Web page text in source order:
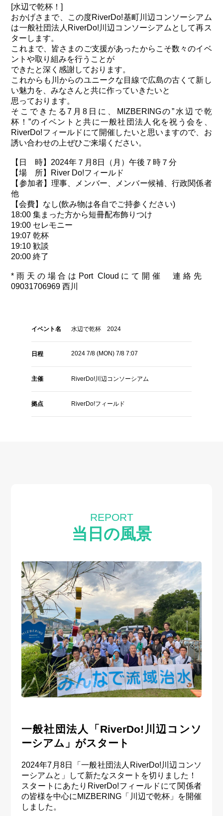
[水辺で乾杯！]
おかげさまで、この度RiverDo!基町川辺コンソーシアム
は一般社団法人RiverDo!川辺コンソーシアムとして再ス
ターします。
これまで、皆さまのご支援があったからこそ数々のイベ
ントや取り組みを行うことが
できたと深く感謝しております。
これからも川からのユニークな目線で広島の古くて新し
い魅力を、みなさんと共に作っていきたいと
思っております。
そこできたる7月8日に、MIZBERINGの”水辺で乾
杯！”のイベントと共に一般社団法人化を祝う会を、
RiverDo!フィールドにて開催したいと思いますので、お
誘い合わせの上ぜひご来場ください。
【日 時】2024年７月8日（月）午後７時７分
【場 所】River Do!フィールド
【参加者】理事、メンバー、メンバー候補、行政関係者
他
【会費】なし(飲み物は各自でご持参ください)
18:00 集まった方から短冊配布飾りつけ
19:00 セレモニー
19:07 乾杯
19:10 歓談
20:00 終了
*雨天の場合はPort Cloudにて開催 連絡先
09031706969 西川
イベント名 水辺で乾杯 2024
日程 2024 7/8 (MON)7/8 7:07
主催 RiverDo!川辺コンソーシアム
拠点 RiverDo!フィールド
REPORT
当日の風景
一般社団法人「RiverDo!川辺コンソ
ーシアム」がスタート
2024年7月8日「一般社団法人RiverDo!川辺コンソ
ーシアムと」して新たなスタートを切りました！
スタートにあたりRiverDo!フィールドにて関係者
の皆様を中心にMIZBERING「川辺で乾杯」を開催
しました。